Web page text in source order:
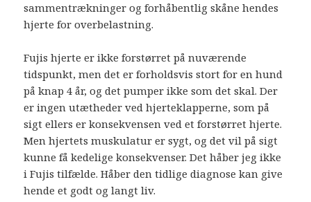
sammentrækninger og forhåbentlig skåne hendes
hjerte for overbelastning.
Fujis hjerte er ikke forstørret på nuværende
tidspunkt, men det er forholdsvis stort for en hund
på knap 4 år, og det pumper ikke som det skal. Der
er ingen utætheder ved hjerteklapperne, som på
sigt ellers er konsekvensen ved et forstørret hjerte.
Men hjertets muskulatur er sygt, og det vil på sigt
kunne få kedelige konsekvenser. Det håber jeg ikke
i Fujis tilfælde. Håber den tidlige diagnose kan give
hende et godt og langt liv.